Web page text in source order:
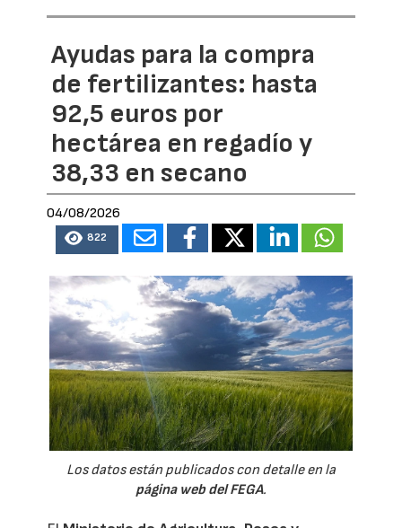
Ayudas para la compra
de fertilizantes: hasta
92,5 euros por
hectárea en regadío y
38,33 en secano
04/08/2026
822
Los datos están publicados con detalle en la
página web del FEGA.